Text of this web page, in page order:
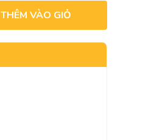
THÊM VÀO GIỎ